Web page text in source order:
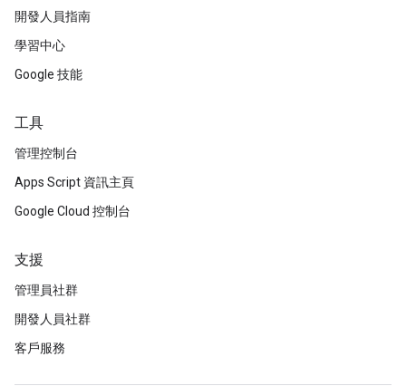
開發人員指南
學習中心
Google 技能
工具
管理控制台
Apps Script 資訊主頁
Google Cloud 控制台
支援
管理員社群
開發人員社群
客戶服務